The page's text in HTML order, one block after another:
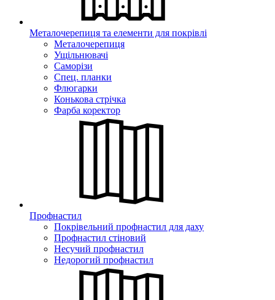
Металочерепиця та елементи для покрівлі
Металочерепиця
Ущільнювачі
Саморізи
Спец. планки
Флюгарки
Конькова стрічка
Фарба коректор
Профнастил
Покрівельний профнастил для даху
Профнастил стіновий
Несучий профнастил
Недорогий профнастил